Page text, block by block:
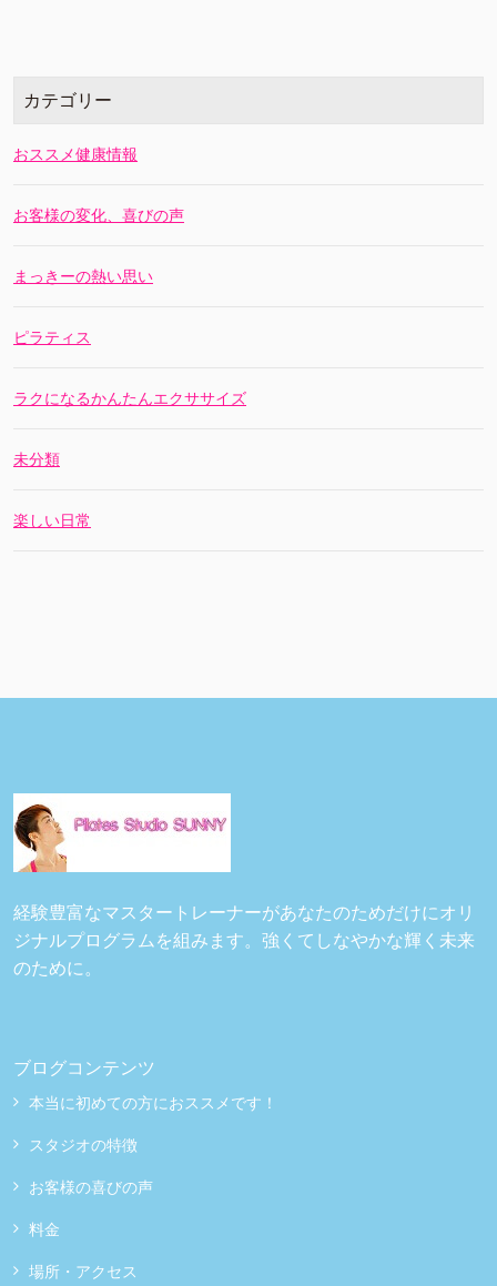
カテゴリー
おススメ健康情報
お客様の変化、喜びの声
まっきーの熱い思い
ピラティス
ラクになるかんたんエクササイズ
未分類
楽しい日常
経験豊富なマスタートレーナーがあなたのためだけにオリ
ジナルプログラムを組みます。強くてしなやかな輝く未来
のために。
ブログコンテンツ
本当に初めての方におススメです！
スタジオの特徴
お客様の喜びの声
料金
場所・アクセス